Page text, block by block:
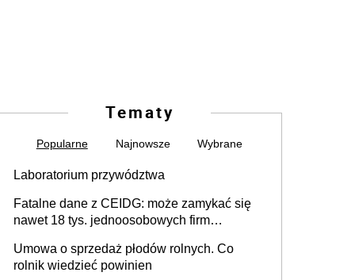
Tematy
Popularne Najnowsze Wybrane
Laboratorium przywództwa
Fatalne dane z CEIDG: może zamykać się
nawet 18 tys. jednoosobowych firm
Umowa o sprzedaż płodów rolnych. Co
rolnik wiedzieć powinien